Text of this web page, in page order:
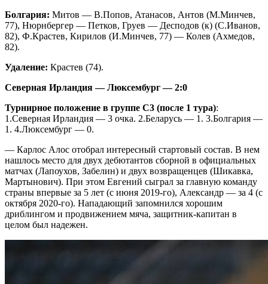
Болгария: Митов — В.Попов, Атанасов, Антов (М.Минчев,
77), Нюрнбергер — Петков, Груев — Десподов (к) (С.Иванов,
82), Ф.Крастев, Кирилов (И.Минчев, 77) — Колев (Ахмедов,
82).
Удаление: Крастев (74).
Северная Ирландия — Люксембург — 2:0
Турнирное положение в группе С3 (после 1 тура):
1.Северная Ирландия — 3 очка. 2.Беларусь — 1. 3.Болгария —
1. 4.Люксембург — 0.
— Карлос Алос отобрал интересный стартовый состав. В нем
нашлось место для двух дебютантов сборной в официальных
матчах (Лапоухов, Забелин) и двух возвращенцев (Шикавка,
Мартынович). При этом Евгений сыграл за главную команду
страны впервые за 5 лет (с июня 2019-го), Александр — за 4 (с
октября 2020-го). Нападающий запомнился хорошим
дриблингом и продвижением мяча, защитник-капитан в
целом был надежен.